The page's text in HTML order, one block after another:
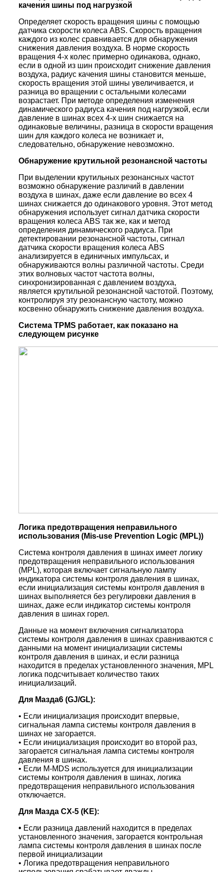
качения шины под нагрузкой
Определяет скорость вращения шины с помощью
датчика скорости колеса ABS. Скорость вращения
каждого из колес сравнивается для обнаружения
снижения давления воздуха. В норме скорость
вращения 4-х колес примерно одинакова, однако,
если в одной из шин происходит снижение давления
воздуха, радиус качения шины становится меньше,
скорость вращения этой шины увеличивается, и
разница во вращении с остальными колесами
возрастает. При методе определения изменения
динамического радиуса качения под нагрузкой, если
давление в шинах всех 4-х шин снижается на
одинаковые величины, разница в скорости вращения
шин для каждого колеса не возникает и,
следовательно, обнаружение невозможно.
Обнаружение крутильной резонансной частоты
При выделении крутильных резонансных частот
возможно обнаружение различий в давлении
воздуха в шинах, даже если давление во всех 4
шинах снижается до одинакового уровня. Этот метод
обнаружения использует сигнал датчика скорости
вращения колеса ABS так же, как и метод
определения динамического радиуса. При
детектировании резонансной частоты, сигнал
датчика скорости вращения колеса ABS
анализируется в единичных импульсах, и
обнаруживаются волны различной частоты. Среди
этих волновых частот частота волны,
синхронизированная с давлением воздуха,
является крутильной резонансной частотой. Поэтому,
контролируя эту резонансную частоту, можно
косвенно обнаружить снижение давления воздуха.
Система TPMS работает, как показано на
следующем рисунке
Логика предотвращения неправильного
использования (Mis-use Prevention Logic (MPL))
Система контроля давления в шинах имеет логику
предотвращения неправильного использования
(MPL), которая включает сигнальную лампу
индикатора системы контроля давления в шинах,
если инициализация системы контроля давления в
шинах выполняется без регулировки давления в
шинах, даже если индикатор системы контроля
давления в шинах горел.
Данные на момент включения сигнализатора
системы контроля давления в шинах сравниваются с
данными на момент инициализации системы
контроля давления в шинах, и если разница
находится в пределах установленного значения, MPL
логика подсчитывает количество таких
инициализаций.
Для Мазда6 (GJ/GL):
• Если инициализация происходит впервые,
сигнальная лампа системы контроля давления в
шинах не загорается.
• Если инициализация происходит во второй раз,
загорается сигнальная лампа системы контроля
давления в шинах.
• Если M-MDS используется для инициализации
системы контроля давления в шинах, логика
предотвращения неправильного использования
отключается.
Для Мазда CX-5 (KE):
• Если разница давлений находится в пределах
установленного значения, загорается контрольная
лампа системы контроля давления в шинах после
первой инициализации
• Логика предотвращения неправильного